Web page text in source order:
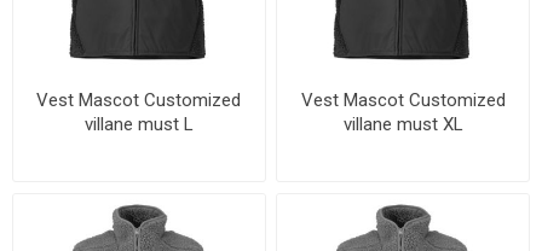
Vest Mascot Customized
villane must L
Vest Mascot Customized
villane must XL